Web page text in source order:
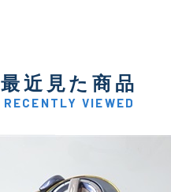
最近見た商品
RECENTLY VIEWED